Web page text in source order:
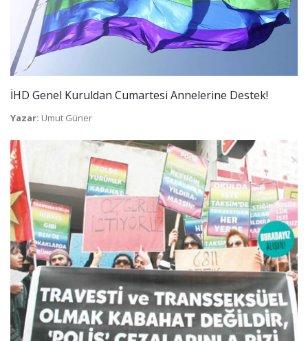
İHD Genel Kuruldan Cumartesi Annelerine Destek!
Yazar: Umut Güner